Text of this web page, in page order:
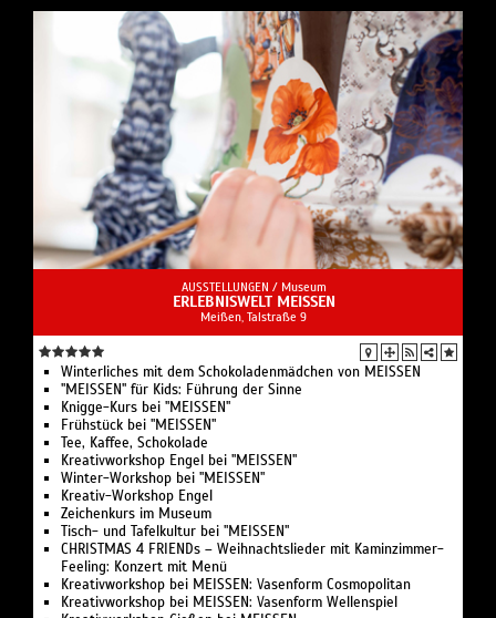
AUSSTELLUNGEN / Museum
ERLEBNISWELT MEISSEN
Meißen, Talstraße 9
Winterliches mit dem Schokoladenmädchen von MEISSEN
"MEISSEN" für Kids: Führung der Sinne
Knigge-Kurs bei "MEISSEN"
Frühstück bei "MEISSEN"
Tee, Kaffee, Schokolade
Kreativworkshop Engel bei "MEISSEN"
Winter-Workshop bei "MEISSEN"
Kreativ-Workshop Engel
Zeichenkurs im Museum
Tisch- und Tafelkultur bei "MEISSEN"
CHRISTMAS 4 FRIENDs – Weihnachtslieder mit Kaminzimmer-
Feeling: Konzert mit Menü
Kreativworkshop bei MEISSEN: Vasenform Cosmopolitan
Kreativworkshop bei MEISSEN: Vasenform Wellenspiel